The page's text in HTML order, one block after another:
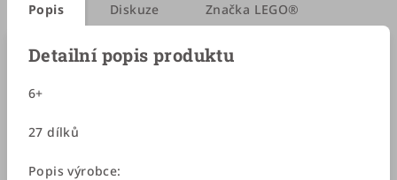
Popis Diskuze Značka LEGO®
Detailní popis produktu
6+
27 dílků
Popis výrobce: